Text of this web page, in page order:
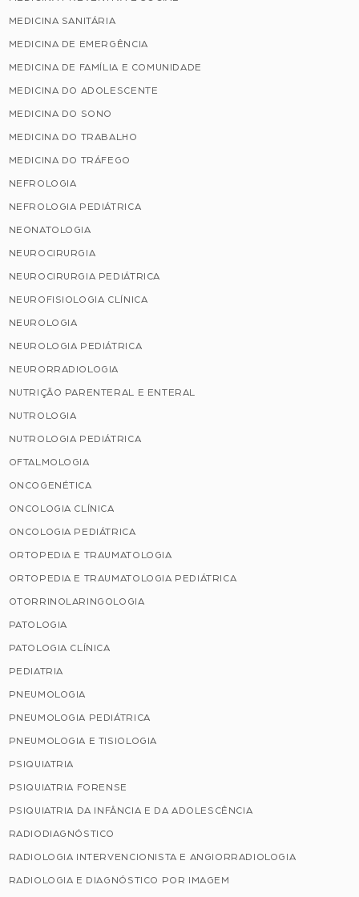
MEDICINA SANITÁRIA
MEDICINA DE EMERGÊNCIA
MEDICINA DE FAMÍLIA E COMUNIDADE
MEDICINA DO ADOLESCENTE
MEDICINA DO SONO
MEDICINA DO TRABALHO
MEDICINA DO TRÁFEGO
NEFROLOGIA
NEFROLOGIA PEDIÁTRICA
NEONATOLOGIA
NEUROCIRURGIA
NEUROCIRURGIA PEDIÁTRICA
NEUROFISIOLOGIA CLÍNICA
NEUROLOGIA
NEUROLOGIA PEDIÁTRICA
NEURORRADIOLOGIA
NUTRIÇÃO PARENTERAL E ENTERAL
NUTROLOGIA
NUTROLOGIA PEDIÁTRICA
OFTALMOLOGIA
ONCOGENÉTICA
ONCOLOGIA CLÍNICA
ONCOLOGIA PEDIÁTRICA
ORTOPEDIA E TRAUMATOLOGIA
ORTOPEDIA E TRAUMATOLOGIA PEDIÁTRICA
OTORRINOLARINGOLOGIA
PATOLOGIA
PATOLOGIA CLÍNICA
PEDIATRIA
PNEUMOLOGIA
PNEUMOLOGIA PEDIÁTRICA
PNEUMOLOGIA E TISIOLOGIA
PSIQUIATRIA
PSIQUIATRIA FORENSE
PSIQUIATRIA DA INFÂNCIA E DA ADOLESCÊNCIA
RADIODIAGNÓSTICO
RADIOLOGIA INTERVENCIONISTA E ANGIORRADIOLOGIA
RADIOLOGIA E DIAGNÓSTICO POR IMAGEM